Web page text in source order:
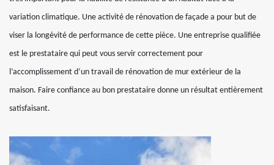
variation climatique. Une activité de rénovation de façade a pour but de
viser la longévité de performance de cette pièce. Une entreprise qualifiée
est le prestataire qui peut vous servir correctement pour
l’accomplissement d’un travail de rénovation de mur extérieur de la
maison. Faire confiance au bon prestataire donne un résultat entièrement
satisfaisant.